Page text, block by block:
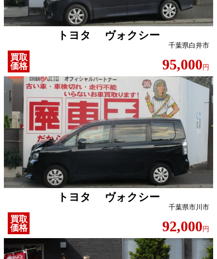
トヨタ ヴォクシー
千葉県白井市
買取
価格
95,000 円
トヨタ ヴォクシー
千葉県市川市
買取
価格
92,000 円